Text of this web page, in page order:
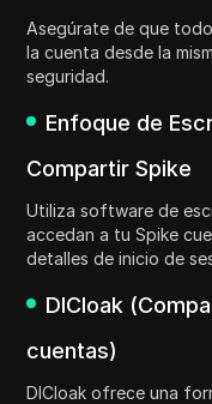
Asegúrate de que
la cuenta desde la
seguridad.
Enfoque de
Compartir Spike
Utiliza software de
accedan a tu Spike
detalles de inicio de
DICloak
cuentas)
DICloak ofrece una